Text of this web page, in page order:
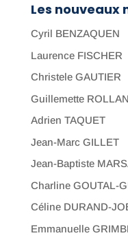
Les nouveaux
Cyril BENZAQUEN
Laurence FISCHER
Christele GAUTIER
Guillemette
Adrien TAQUET
Jean-Marc GILLET
Jean-Baptiste
Charline GOUTAL-
Céline DURAND-
Emmanuelle